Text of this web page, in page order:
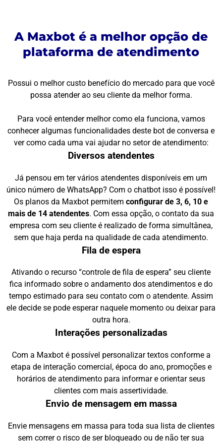
A Maxbot é a melhor opção de
plataforma de atendimento
Possui o melhor custo benefício do mercado para que você
possa atender ao seu cliente da melhor forma.
Para você entender melhor como ela funciona, vamos
conhecer algumas funcionalidades deste bot de conversa e
ver como cada uma vai ajudar no setor de atendimento:
Diversos atendentes
Já pensou em ter vários atendentes disponíveis em um
único número de WhatsApp? Com o chatbot isso é possível!
Os planos da Maxbot permitem configurar de 3, 6, 10 e
mais de 14 atendentes. Com essa opção, o contato da sua
empresa com seu cliente é realizado de forma simultânea,
sem que haja perda na qualidade de cada atendimento.
Fila de espera
Ativando o recurso “controle de fila de espera” seu cliente
fica informado sobre o andamento dos atendimentos e do
tempo estimado para seu contato com o atendente. Assim
ele decide se pode esperar naquele momento ou deixar para
outra hora.
Interações personalizadas
Com a Maxbot é possível personalizar textos conforme a
etapa de interação comercial, época do ano, promoções e
horários de atendimento para informar e orientar seus
clientes com mais assertividade.
Envio de mensagem em massa
Envie mensagens em massa para toda sua lista de clientes
sem correr o risco de ser bloqueado ou de não ter sua